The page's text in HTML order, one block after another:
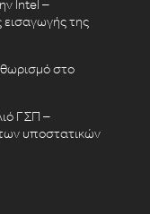
Intel –
εισαγωγής της
στο
ΓΣΠ –
υποστατικών